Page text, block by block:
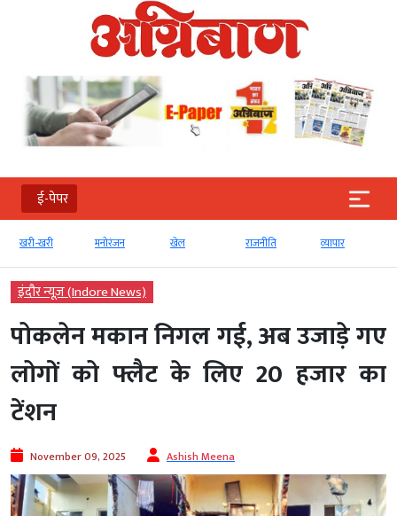
ई-पेपर
खरी-खरी मनोरंजन खेल राजनीति व्‍यापार
इंदौर न्यूज़ (Indore News)
पोकलेन मकान निगल गई, अब उजाड़े गए
लोगों को फ्लैट के लिए 20 हजार का
टेंशन
November 09, 2025 Ashish Meena